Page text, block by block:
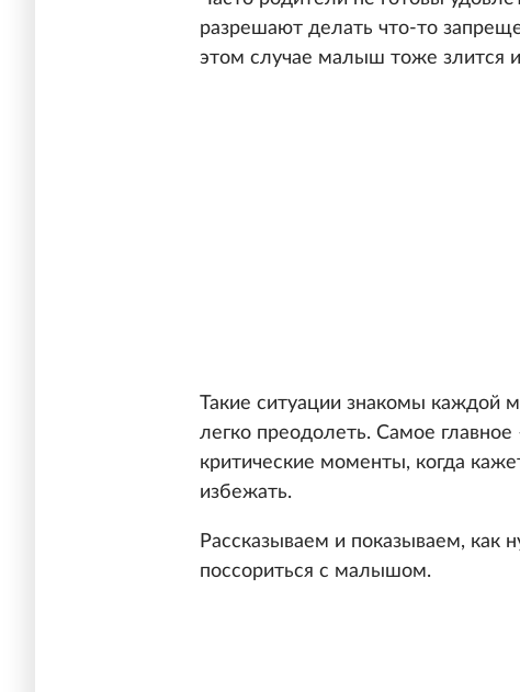
разрешают делать что-то
этом случае малыш тоже злится
Такие ситуации знакомы каждой
легко преодолеть. Самое
критические моменты, когда
избежать.
Рассказываем и показываем, как
поссориться с малышом.